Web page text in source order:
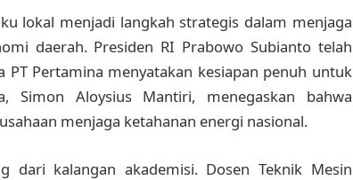
lokal menjadi langkah strategis dalam menjaga
daerah. Presiden RI Prabowo Subianto telah
Pertamina menyatakan kesiapan penuh untuk
Simon Aloysius Mantiri, menegaskan bahwa
menjaga ketahanan energi nasional.
dari kalangan akademisi. Dosen Teknik Mesin